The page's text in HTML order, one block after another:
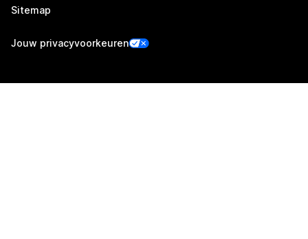
Sitemap
Jouw privacyvoorkeuren